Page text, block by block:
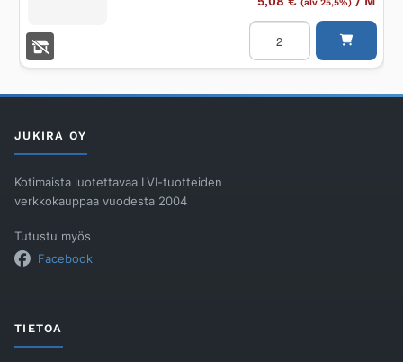
(alv 25,5%)
KIERRETANKO
NOVIPRO
8
JUKIRA OY
Kotimaista luotettavaa LVI-tuotteiden
verkkokauppaa vuodesta 2004
Tutustu myös
Facebook
TIETOA